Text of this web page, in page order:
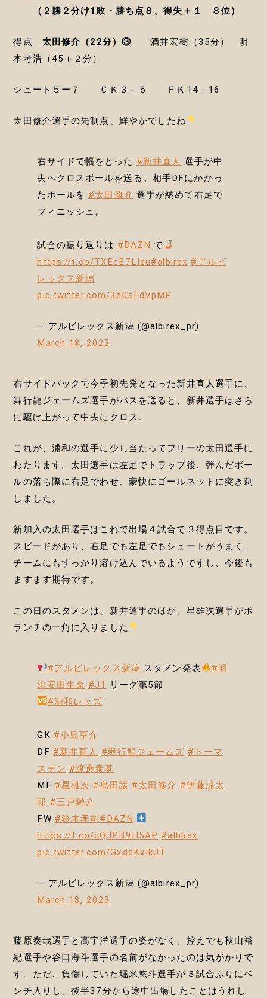
（２勝２分け1敗・勝ち点８、得失＋１ ８位）
得点 太田修介（22分）③酒井宏樹（35分） 明
本考浩（45＋２分）
シュート５ー７ ＣＫ３－５ ＦＫ14－16
太田修介選手の先制点、鮮やかでしたね
右サイドで幅をとった #新井直人 選手が中
央へクロスボールを送る。相手DFにかかっ
たボールを #太田修介 選手が納めて右足で
フィニッシュ。
試合の振り返りは #DAZN で
https://t.co/TXEcE7LIeu#albirex #アルビ
レックス新潟
pic.twitter.com/3d0sFdVpMP
— アルビレックス新潟 (@albirex_pr)
March 18, 2023
右サイドバックで今季初先発となった新井直人選手に、
舞行龍ジェームズ選手がパスを送ると、新井選手はさら
に駆け上がって中央にクロス。
これが、浦和の選手に少し当たってフリーの太田選手に
わたります。太田選手は左足でトラップ後、弾んだボー
ルの落ち際に右足でわせ、豪快にゴールネットに突き刺
しました。
新加入の太田選手はこれで出場４試合で３得点目です。
スピードがあり、右足でも左足でもシュートがうまく、
チームにもすっかり溶け込んでいるようですし、今後も
ますます期待です。
この日のスタメンは、新井選手のほか、星雄次選手がボ
ランチの一角に入りました
#アルビレックス新潟 スタメン発表
#明
治安田生命 #J1
リーグ第5節
#浦和レッズ
GK #小島亨介
DF #新井直人 #舞行龍ジェームズ #トーマ
スデン #渡邊泰基
MF #星雄次 #島田譲 #太田修介 #伊藤涼太
郎 #三戸舜介
FW #鈴木孝司 #DAZN
https://t.co/cQUPB9H5AP #albirex
pic.twitter.com/GxdcKxIkUT
— アルビレックス新潟 (@albirex_pr)
March 18, 2023
藤原奏哉選手と高宇洋選手の姿がなく、控えでも秋山裕
紀選手や谷口海斗選手の名前がなかったのは気がかりで
す。ただ、負傷していた堀米悠斗選手が３試合ぶりにベ
ンチ入りし、後半37分から途中出場したことはうれし